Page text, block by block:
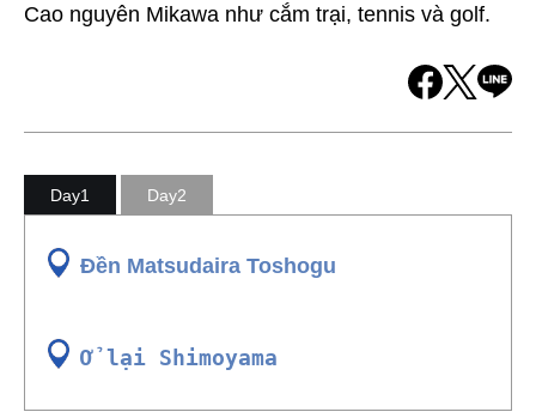
Cao nguyên Mikawa như cắm trại, tennis và golf.
Day1 Day2
Đền Matsudaira Toshogu
Ở lại Shimoyama